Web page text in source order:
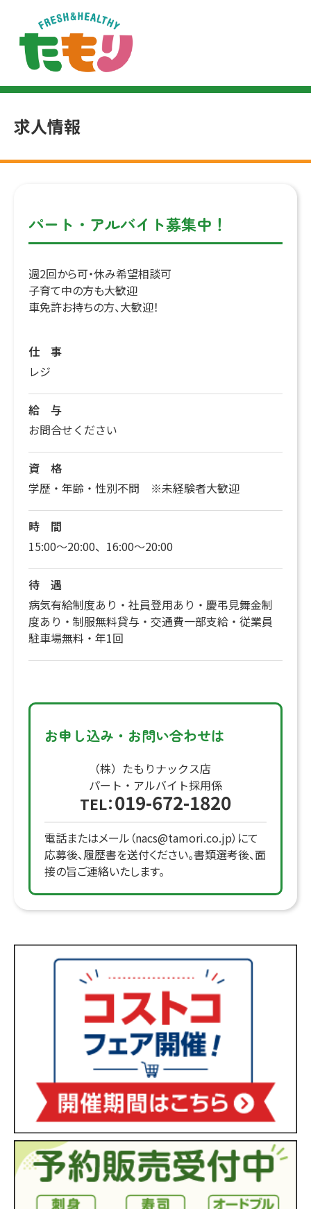
求人情報
パート・アルバイト募集中！
週2回から可・休み希望相談可
子育て中の方も大歓迎
車免許お持ちの方、大歓迎！
仕 事
レジ
給 与
お問合せください
資 格
学歴・年齢・性別不問 ※未経験者大歓迎
時 間
15:00〜20:00、16:00〜20:00
待 遇
病気有給制度あり・社員登用あり・慶弔見舞金制
度あり・制服無料貸与・交通費一部支給・従業員
駐車場無料・年1回
お申し込み・お問い合わせは
（株）たもりナックス店
パート・アルバイト採用係
TEL：019-672-1820
電話またはメール（nacs@tamori.co.jp）にて
応募後、履歴書を送付ください。書類選考後、面
接の旨ご連絡いたします。